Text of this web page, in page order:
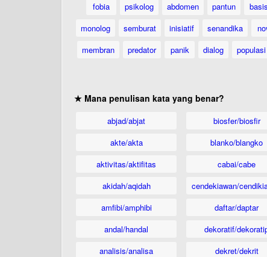
fobia psikolog abdomen pantun basis
monolog
semburat inisiatif senandika
membran
predator panik dialog populasi
★ Mana penulisan kata yang benar?
abjad/abjat
akte/akta
aktivitas/aktifitas
akidah/aqidah
amfibi/amphibi
andal/handal
analisis/analisa
biosfer/biosfir
blanko/blangko
cabai/cabe
cendekiawan/
daftar/daptar
dekoratif/
dekret/dekrit